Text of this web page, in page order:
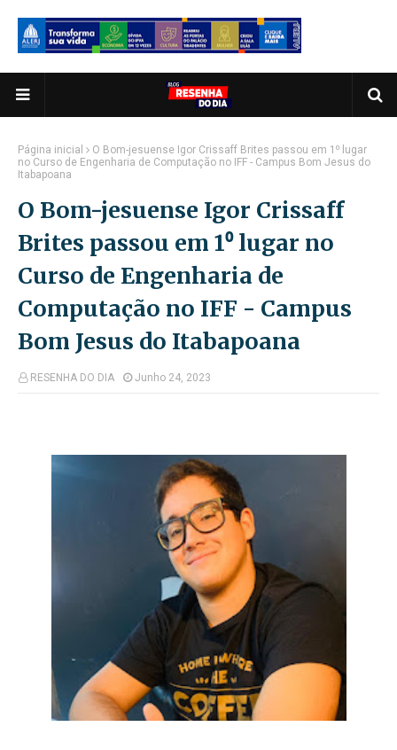
Página inicial
O Bom-jesuense Igor Crissaff Brites passou em 1⁰ lugar
no Curso de Engenharia de Computação no IFF - Campus Bom Jesus do
Itabapoana
O Bom-jesuense Igor Crissaff
Brites passou em 1⁰ lugar no
Curso de Engenharia de
Computação no IFF - Campus
Bom Jesus do Itabapoana
RESENHA DO DIA Junho 24, 2023